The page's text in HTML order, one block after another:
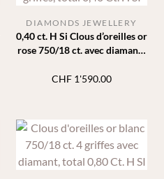
0,40 ct. H Si Clous d’oreilles or
rose 750/18 ct. avec diamants
DIAMONDS JEWELLERY
CHF 1'590.00